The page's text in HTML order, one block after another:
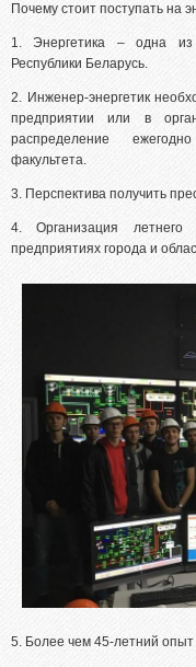
Почему стоит поступать на
1. Энергетика – одна из
Республики Беларусь.
2. Инженер-энергетик
предприятии или в
распределение
факультета.
3. Перспектива получить
4. Организация летнего
предприятиях города и
5. Более чем 45-летний опыт